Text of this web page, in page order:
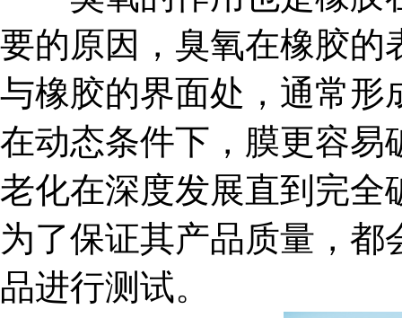
要的原因，臭氧在橡胶的
与橡胶的界面处，通常形
在动态条件下，膜更容易
老化在深度发展直到完全
为了保证其产品质量，都
品进行测试。